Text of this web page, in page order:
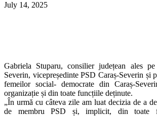
July 14, 2025
Gabriela Stuparu, consilier județean ales
Severin, vicepreședinte PSD Caraș-Severin și
femeilor social- democrate din Caraș-
organizație și din toate funcțiile deținute.
„În urmă cu câteva zile am luat decizia de a
de membru PSD și, implicit, din toate